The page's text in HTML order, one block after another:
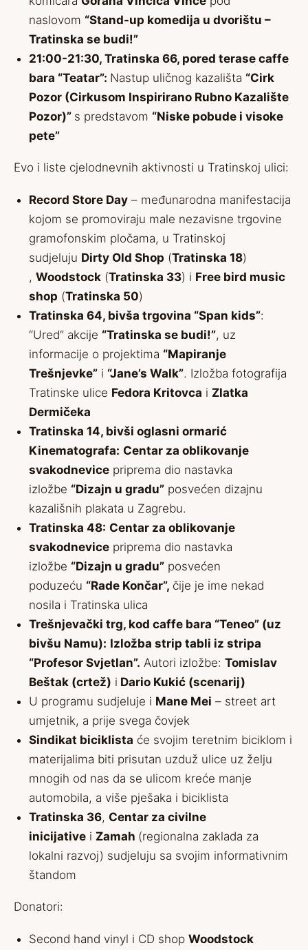
naslovom “Stand-up komedija u dvorištu –
Tratinska se budi!”
21:00-21:30, Tratinska 66, pored terase caffe
bara “Teatar”: Nastup uličnog kazališta “Cirk
Pozor (Cirkusom Inspirirano Rubno Kazalište
Pozor)” s predstavom “Niske pobude i visoke
pete”
Evo i liste cjelodnevnih aktivnosti u Tratinskoj ulici:
Record Store Day – međunarodna manifestacija
kojom se promoviraju male nezavisne trgovine
gramofonskim pločama, u Tratinskoj
sudjeluju Dirty Old Shop (Tratinska 18)
, Woodstock (Tratinska 33) i Free bird music
shop (Tratinska 50)
Tratinska 64, bivša trgovina “Span kids”:
“Ured” akcije “Tratinska se budi!”, uz
informacije o projektima “Mapiranje
Trešnjevke” i “Jane’s Walk”. Izložba fotografija
Tratinske ulice Fedora Kritovca i Zlatka
Dermičeka
Tratinska 14, bivši oglasni ormarić
Kinematografa: Centar za oblikovanje
svakodnevice priprema dio nastavka
izložbe “Dizajn u gradu” posvećen dizajnu
kazališnih plakata u Zagrebu.
Tratinska 48: Centar za oblikovanje
svakodnevice priprema dio nastavka
izložbe “Dizajn u gradu” posvećen
poduzeću “Rade Končar”, čije je ime nekad
nosila i Tratinska ulica
Trešnjevački trg, kod caffe bara “Teneo” (uz
bivšu Namu): Izložba strip tabli iz stripa
“Profesor Svjetlan”. Autori izložbe: Tomislav
Beštak (crtež) i Dario Kukić (scenarij)
U programu sudjeluje i Mane Mei – street art
umjetnik, a prije svega čovjek
Sindikat biciklista će svojim teretnim biciklom i
materijalima biti prisutan uzduž ulice uz želju
mnogih od nas da se ulicom kreće manje
automobila, a više pješaka i biciklista
Tratinska 36, Centar za civilne
inicijative i Zamah (regionalna zaklada za
lokalni razvoj) sudjeluju sa svojim informativnim
štandom
Donatori:
Second hand vinyl i CD shop Woodstock